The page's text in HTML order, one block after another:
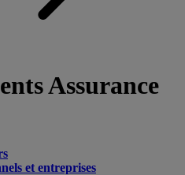
Assurance
et entreprises